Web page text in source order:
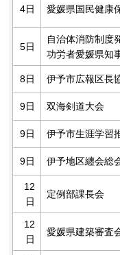
4日 愛媛県国民健康
5日
自治体消防制度
功労者愛媛県知
8日 伊予市広報区長
9日 双海剣道大会
9日 伊予市生涯学習
9日 伊予地区纏会総
12
日
定例部課長会
12
日
愛媛県建築審査